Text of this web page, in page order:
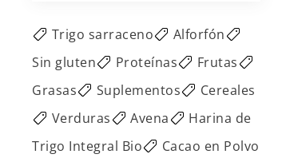
Trigo sarraceno
Alforfón
Sin gluten
Proteínas
Frutas
Grasas
Suplementos
Cereales
Verduras
Avena
Harina de
Trigo Integral Bio
Cacao en Polvo